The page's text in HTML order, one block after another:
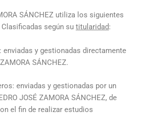
SÁNCHEZ utiliza los siguientes
según su titularidad:
y gestionadas directamente
SÁNCHEZ.
enviadas y gestionadas por un
JOSÉ ZAMORA SÁNCHEZ, de
el fin de realizar estudios